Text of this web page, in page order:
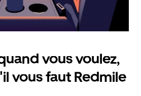
vous voulez,
vous faut Redmile